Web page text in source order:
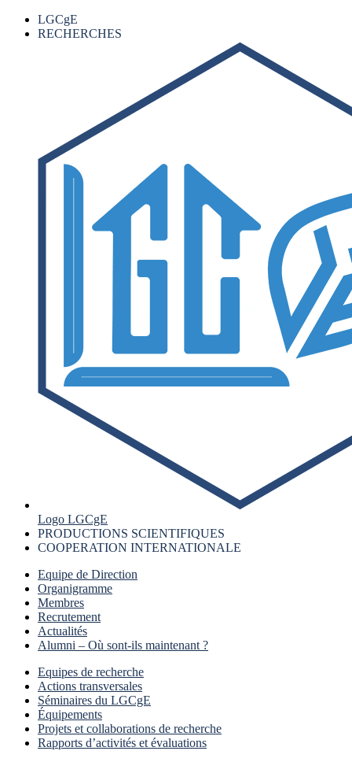
LGCgE
RECHERCHES
Logo LGCgE
PRODUCTIONS SCIENTIFIQUES
COOPERATION INTERNATIONALE
Equipe de Direction
Organigramme
Membres
Recrutement
Actualités
Alumni – Où sont-ils maintenant ?
Equipes de recherche
Actions transversales
Séminaires du LGCgE
Équipements
Projets et collaborations de recherche
Rapports d’activités et évaluations